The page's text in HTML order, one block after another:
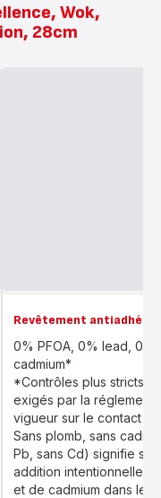
Wok,
28cm
Revêtement antiadhésif
0% PFOA, 0% lead, 0%
cadmium*
*Contrôles plus stricts
exigés par la
vigueur sur le contact
Sans plomb, sans
Pb, sans Cd) signifie
addition intentionnelle
et de cadmium dans les